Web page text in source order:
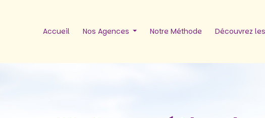
Accueil Nos Agences Notre Méthode Découvrez